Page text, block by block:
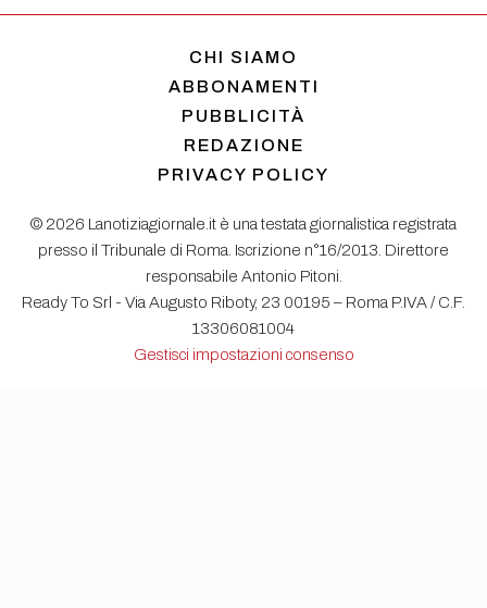
CHI SIAMO
ABBONAMENTI
PUBBLICITÀ
REDAZIONE
PRIVACY POLICY
© 2026 Lanotiziagiornale.it è una testata giornalistica registrata
presso il Tribunale di Roma. Iscrizione n°16/2013. Direttore
responsabile Antonio Pitoni.
Ready To Srl - Via Augusto Riboty, 23 00195 – Roma P.IVA / C.F.
13306081004
Gestisci impostazioni consenso